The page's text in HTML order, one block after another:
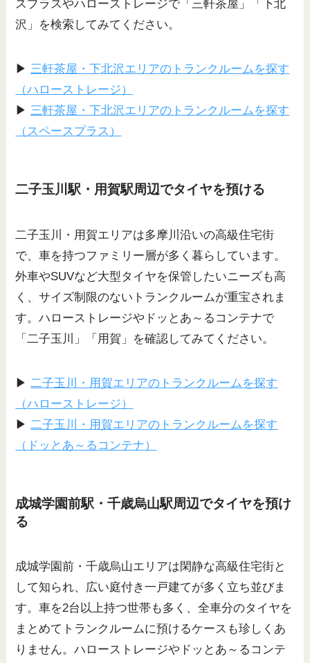
スプラスやハローストレージで「三軒茶屋」「下北
沢」を検索してみてください。
▶三軒茶屋・下北沢エリアのトランクルームを探す
（ハローストレージ）
▶三軒茶屋・下北沢エリアのトランクルームを探す
（スペースプラス）
二子玉川駅・用賀駅周辺でタイヤを預ける
二子玉川・用賀エリアは多摩川沿いの高級住宅街
で、車を持つファミリー層が多く暮らしています。
外車やSUVなど大型タイヤを保管したいニーズも高
く、サイズ制限のないトランクルームが重宝されま
す。ハローストレージやドッとあ～るコンテナで
「二子玉川」「用賀」を確認してみてください。
▶二子玉川・用賀エリアのトランクルームを探す
（ハローストレージ）
▶二子玉川・用賀エリアのトランクルームを探す
（ドッとあ～るコンテナ）
成城学園前駅・千歳烏山駅周辺でタイヤを預け
る
成城学園前・千歳烏山エリアは閑静な高級住宅街と
して知られ、広い庭付き一戸建てが多く立ち並びま
す。車を2台以上持つ世帯も多く、全車分のタイヤを
まとめてトランクルームに預けるケースも珍しくあ
りません。ハローストレージやドッとあ～るコンテ